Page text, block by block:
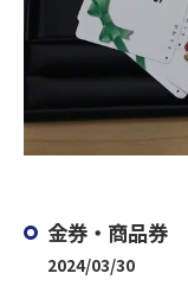
金券・商品券
2024/03/30